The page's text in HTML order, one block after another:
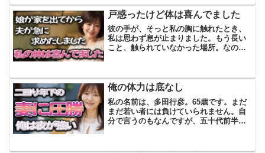
を歩んでいます。別居の理由は、夫の浮
気でした。夫が家に...
戸惑ったけど体は喜んでました
彼の手が、そっと私の胸に触れたとき、
私は思わず息が止まりました。もう長い
こと、触られていなかった場所。なの
私は自分でも驚くほど、ブル...
俺の体力は底なし
私の名前は、多田行彦。65歳です。まだ
まだ若い者には負けていられません。自
分で言うのもなんですが、五十代前半に